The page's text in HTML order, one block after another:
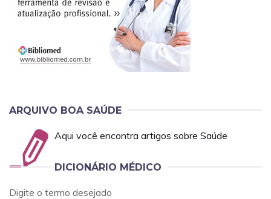
ARQUIVO BOA SAÚDE
Aqui você encontra artigos sobre Saúde
DICIONÁRIO MÉDICO
Digite o termo desejado